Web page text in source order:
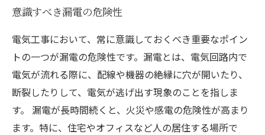
意識すべき漏電の危険性
電気工事において、常に意識しておくべき重要なポイン
トの一つが漏電の危険性です。漏電とは、電気回路内で
電気が流れる際に、配線や機器の絶縁に穴が開いたり、
断裂したりして、電気が逃げ出す現象のことを指しま
す。 漏電が長時間続くと、火災や感電の危険性が高まり
ます。特に、住宅やオフィスなど人の居住する場所で